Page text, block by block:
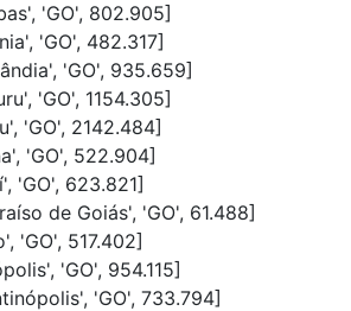
'GO', 802.905]
'GO', 482.317]
'GO', 935.659]
'GO', 1154.305]
'GO', 2142.484]
'GO', 522.904]
'GO', 623.821]
de Goiás', 'GO', 61.488]
'GO', 517.402]
'GO', 954.115]
'GO', 733.794]